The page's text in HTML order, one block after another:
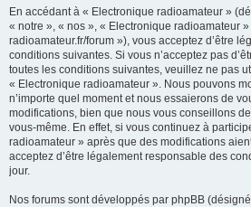
En accédant à « Electronique radioamateur »
« notre », « nos », « Electronique radioamateur
radioamateur.fr/forum »), vous acceptez d’être
conditions suivantes. Si vous n’acceptez pas
toutes les conditions suivantes, veuillez ne pas
« Electronique radioamateur ». Nous pouvons
n’importe quel moment et nous essaierons de
modifications, bien que nous vous conseillons
vous-même. En effet, si vous continuez à
radioamateur » après que des modifications
acceptez d’être légalement responsable des
jour.
Nos forums sont développés par phpBB